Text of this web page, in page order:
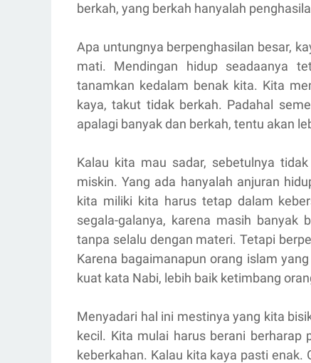
berkah, yang berkah hanyalah
Apa untungnya berpenghasilan besar,
mati. Mendingan hidup seadaanya
tanamkan kedalam benak kita. Kita
kaya, takut tidak berkah. Padahal
apalagi banyak dan berkah, tentu akan
Kalau kita mau sadar, sebetulnya
miskin. Yang ada hanyalah anjuran
kita miliki kita harus tetap dalam
segala-galanya, karena masih banyak
tanpa selalu dengan materi. Tetapi
Karena bagaimanapun orang islam
kuat kata Nabi, lebih baik ketimbang
Menyadari hal ini mestinya yang kita
kecil. Kita mulai harus berani berharap
keberkahan. Kalau kita kaya pasti enak.